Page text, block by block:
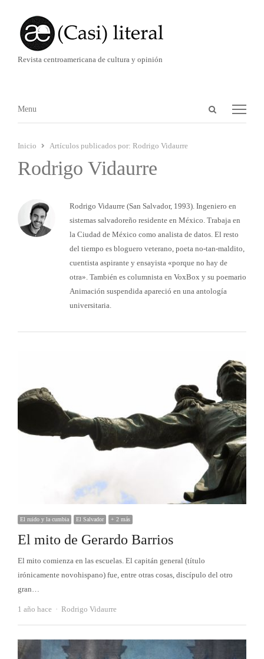
Revista centroamericana de cultura y opinión
Abrir
Menú
Menu
Inicio Artículos publicados por: Rodrigo Vidaurre
Rodrigo Vidaurre
Rodrigo Vidaurre (San Salvador, 1993). Ingeniero en
sistemas salvadoreño residente en México. Trabaja en
la Ciudad de México como analista de datos. El resto
del tiempo es bloguero veterano, poeta no-tan-maldito,
cuentista aspirante y ensayista «porque no hay de
otra». También es columnista en VoxBox y su poemario
Animación suspendida apareció en una antología
universitaria.
El ruido y la cumbia El Salvador + 2 más
El mito de Gerardo Barrios
El mito comienza en las escuelas. El capitán general (título
irónicamente novohispano) fue, entre otras cosas, discípulo del otro
gran…
1 año hace Autor
Rodrigo Vidaurre